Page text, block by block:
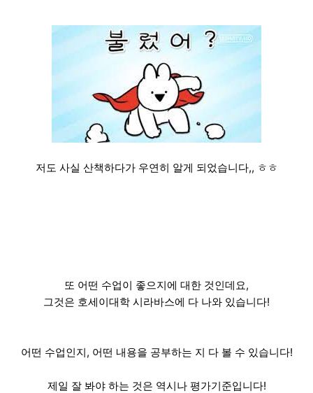
저도 사실 산책하다가 우연히 알게 되었습니다,, ㅎㅎ
또 어떤 수업이 좋으지에 대한 것인데요,
그것은 호세이대학 시라바스에 다 나와 있습니다!
어떤 수업인지, 어떤 내용을 공부하는 지 다 볼 수 있습니다!
제일 잘 봐야 하는 것은 역시나 평가기준입니다!